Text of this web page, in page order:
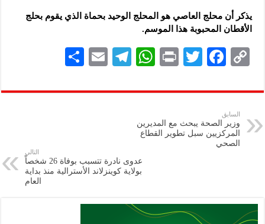
يذكر أن محلج العاصي هو المحلج الوحيد بحماة الذي يقوم بحلج
الأقطان المحبوبة هذا الموسم.
C
p
y
Li
n
F
eb
k
T
tt
P
nt
W
at
p
Te
gr
E
ai
ar
السابق
وزير الصحة يبحث مع المديرين
المركزيين سبل تطوير القطاع
الصحي
التالي
عدوى نادرة تتسبب بوفاة 26 شخصاً
بولاية كوينزلاند الأسترالية منذ بداية
العام